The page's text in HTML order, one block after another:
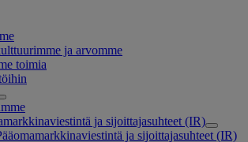
ja arvomme
toimia
ja sijoittajasuhteet (IR)
ja sijoittajasuhteet (IR)